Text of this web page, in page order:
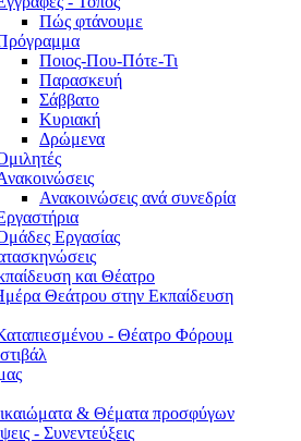
Πώς φτάνουμε
Ποιος-Που-Πότε-Τι
Παρασκευή
Σάββατο
Κυριακή
Δρώμενα
Ανακοινώσεις ανά συνεδρία
Εργασίας
και Θέατρο
Θεάτρου στην Εκπαίδευση
- Θέατρο Φόρουμ
& Θέματα προσφύγων
- Συνεντεύξεις